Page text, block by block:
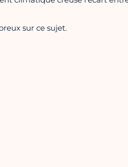
sur ce sujet.